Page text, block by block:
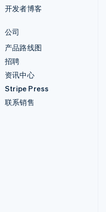
开发者博客
公司
产品路线图
招聘
资讯中心
Stripe Press
联系销售